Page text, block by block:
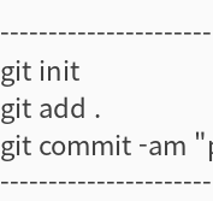
git init
git add .
git commit -am